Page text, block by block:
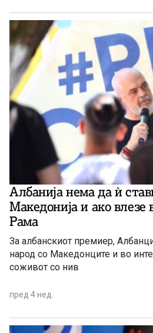
Албанија нема да ѝ
Македонија и ако влезе
Рама
За албанскиот премиер,
народ со Македонците и во
соживот со нив
пред 4 нед.